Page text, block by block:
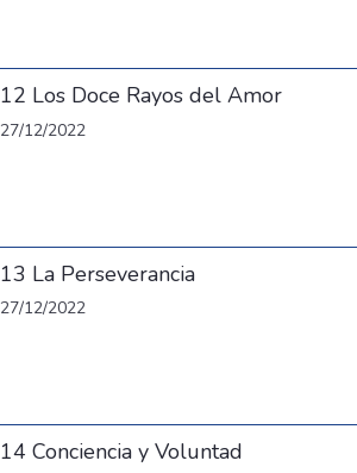
12 Los Doce Rayos del Amor
27/12/2022
13 La Perseverancia
27/12/2022
14 Conciencia y Voluntad